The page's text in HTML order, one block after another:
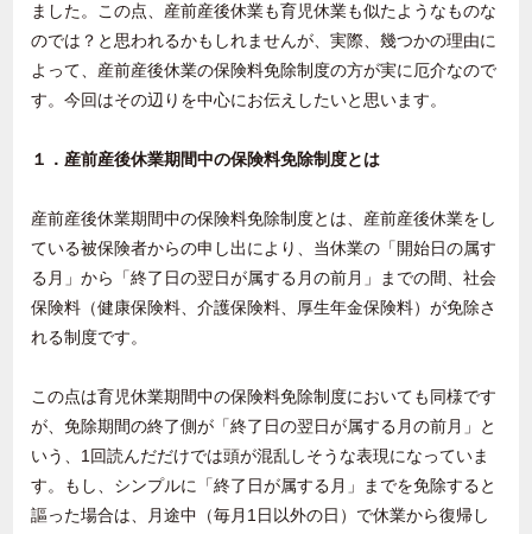
ました。この点、産前産後休業も育児休業も似たようなものな
のでは？と思われるかもしれませんが、実際、幾つかの理由に
よって、産前産後休業の保険料免除制度の方が実に厄介なので
す。今回はその辺りを中心にお伝えしたいと思います。
１．産前産後休業期間中の保険料免除制度とは
産前産後休業期間中の保険料免除制度とは、産前産後休業をし
ている被保険者からの申し出により、当休業の「開始日の属す
る月」から「終了日の翌日が属する月の前月」までの間、社会
保険料（健康保険料、介護保険料、厚生年金保険料）が免除さ
れる制度です。
この点は育児休業期間中の保険料免除制度においても同様です
が、免除期間の終了側が「終了日の翌日が属する月の前月」と
いう、1回読んだだけでは頭が混乱しそうな表現になっていま
す。もし、シンプルに「終了日が属する月」までを免除すると
謳った場合は、月途中（毎月1日以外の日）で休業から復帰し